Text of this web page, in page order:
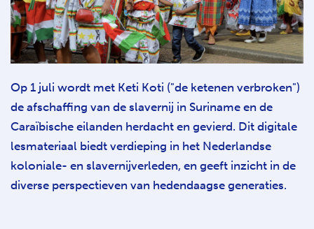
Op 1 juli wordt met Keti Koti ("de ketenen verbroken")
de afschaffing van de slavernij in Suriname en de
Caraïbische eilanden herdacht en gevierd. Dit digitale
lesmateriaal biedt verdieping in het Nederlandse
koloniale- en slavernijverleden, en geeft inzicht in de
diverse perspectieven van hedendaagse generaties.